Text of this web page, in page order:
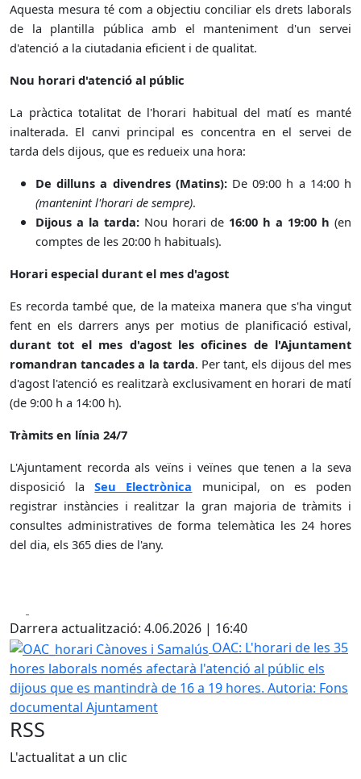
Aquesta mesura té com a objectiu conciliar els drets laborals
de la plantilla pública amb el manteniment d'un servei
d'atenció a la ciutadania eficient i de qualitat.
Nou horari d'atenció al públic
La pràctica totalitat de l'horari habitual del matí es manté
inalterada. El canvi principal es concentra en el servei de
tarda dels dijous, que es redueix una hora:
De dilluns a divendres (Matins):De 09:00 h a 14:00 h
(mantenint l'horari de sempre).
Dijous a la tarda:Nou horari de 16:00 h a 19:00 h (en
comptes de les 20:00 h habituals).
Horari especial durant el mes d'agost
Es recorda també que, de la mateixa manera que s'ha vingut
fent en els darrers anys per motius de planificació estival,
durant tot el mes d'agost les oficines de l'Ajuntament
romandran tancades a la tarda. Per tant, els dijous del mes
d'agost l'atenció es realitzarà exclusivament en horari de matí
(de 9:00 h a 14:00 h).
Tràmits en línia 24/7
L'Ajuntament recorda als veïns i veïnes que tenen a la seva
disposició laSeu Electrònica municipal, on es poden
registrar instàncies i realitzar la gran majoria de tràmits i
consultes administratives de forma telemàtica les 24 hores
del dia, els 365 dies de l'any.
Darrera actualització: 4.06.2026 | 16:40
OAC_horari Cànoves i Samalús
OAC: L'horari de les 35
hores laborals només afectarà l'atenció al públic els
dijous que es mantindrà de 16 a 19 hores. Autoria: Fons
documental Ajuntament
RSS
L'actualitat a un clic